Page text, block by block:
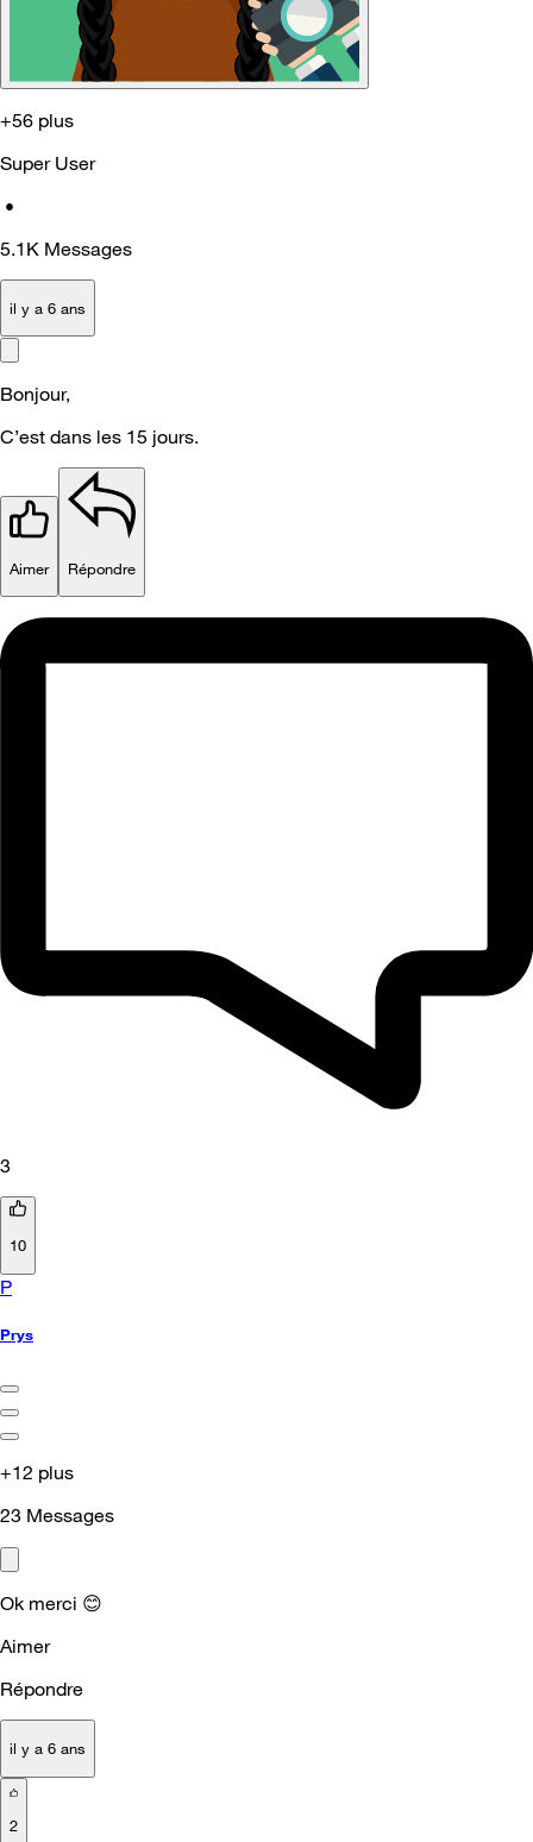
+56 plus
Super User
•
5.1K Messages
il y a 6 ans
Bonjour,
C’est dans les 15 jours.
Aimer Répondre
3
10
P
Prys
+12 plus
23 Messages
Ok merci 😊
Aimer
Répondre
il y a 6 ans
2